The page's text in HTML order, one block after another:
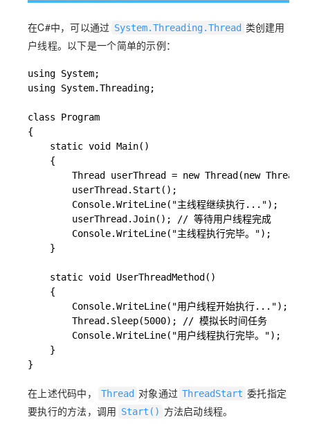
在C#中，可以通过 System.Threading.Thread 类创建用
户线程。以下是一个简单的示例：
using System;
using System.Threading;
class Program
{
static void Main()
{
Thread userThread = new Thread(new
userThread.Start();
Console.WriteLine("主线程继续执行...");
userThread.Join(); // 等待用户线程完成
Console.WriteLine("主线程执行完毕。");
}
static void UserThreadMethod()
{
Console.WriteLine("用户线程开始执行...");
Thread.Sleep(5000); // 模拟长时间任务
Console.WriteLine("用户线程执行完毕。");
}
}
在上述代码中， Thread 对象通过 ThreadStart 委托指定
要执行的方法，调用 Start() 方法启动线程。